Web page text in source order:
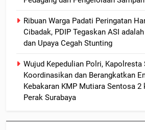
Ribuan Warga Padati Peringatan
Cibadak, PDIP Tegaskan ASI
dan Upaya Cegah Stunting
Wujud Kepedulian Polri, Kapolresta
Koordinasikan dan Berangkatkan
Kebakaran KMP Mutiara Sentosa 2
Perak Surabaya